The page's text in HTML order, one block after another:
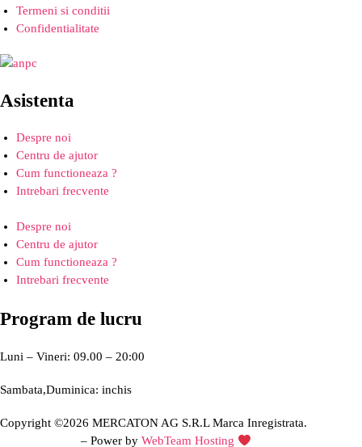
Termeni si conditii
Confidentialitate
Asistenta
Despre noi
Centru de ajutor
Cum functioneaza ?
Intrebari frecvente
Despre noi
Centru de ajutor
Cum functioneaza ?
Intrebari frecvente
Program de lucru
Luni – Vineri: 09.00 – 20:00
Sambata,Duminica: inchis
Copyright ©2026 MERCATON AG S.R.L Marca Inregistrata.
– Power by WebTeam Hosting